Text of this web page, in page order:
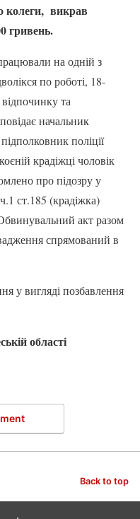
колеги, викрав
гривень.
на одній з
по роботі, 18-
та
начальник
поліції
крадіжці чоловік
про підозру у
ст.185 (крадіжка)
акт разом
спрямований в
у вигляді позбавлення
області
Back to top